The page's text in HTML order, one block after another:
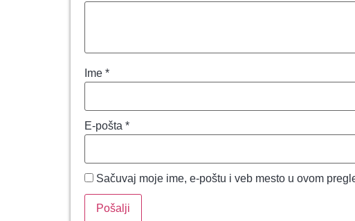
Ime *
E-pošta *
Sačuvaj moje ime, e-poštu i veb mesto u ovom